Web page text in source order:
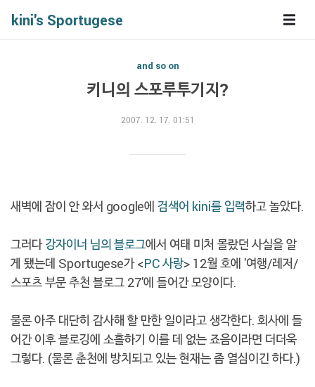
kini's Sportugese
and so on
키니의 스포루투기지?
2007. 12. 17. 01:51
새벽에 잠이 안 와서 google에 검색어 kini를 입력하고 놀았다.
그러다강자이너 님의 블로그에서 여태 미처 몰랐던 사실을 알
게 됐는데 Sportugese가 <PC 사랑> 12월 호에 '여행/레저/
스포츠 부문 추천 블로그 27'에 들어간 모양이다.
물론 아주 대단히 감사해 할 만한 일이라고 생각한다. 회사에 들
어간 이후 블로깅에 소홀하기 이를 데 없는 죠음이라면 더더욱
그렇다. (물론 춘천에 방치되고 있는 현재는 좀 열심이긴 하다.)